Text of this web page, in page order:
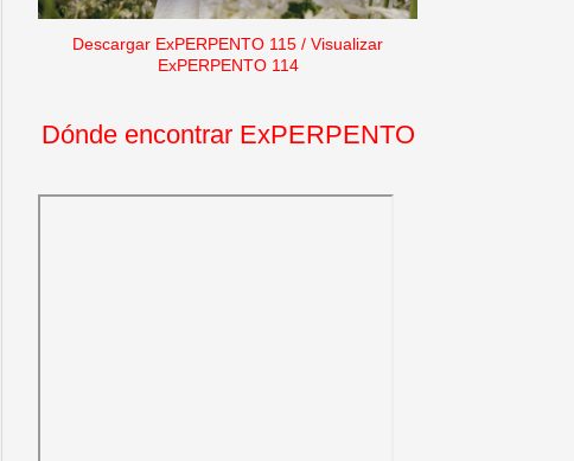
Descargar ExPERPENTO 115 / Visualizar
ExPERPENTO 114
Dónde encontrar ExPERPENTO